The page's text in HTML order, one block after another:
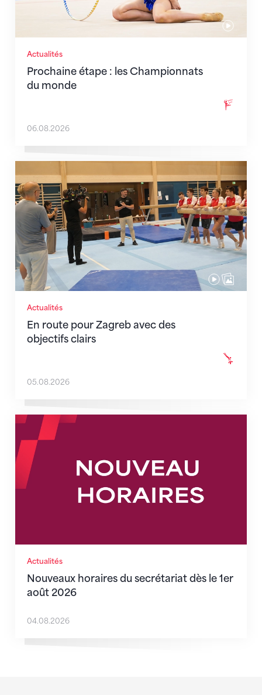
Actualités
Prochaine étape : les Championnats
du monde
06.08.2026
Actualités
En route pour Zagreb avec des
objectifs clairs
En route pour Zagreb avec des objectifs clairs
05.08.2026
Actualités
Nouveaux horaires du secrétariat dès le 1er
août 2026
Nouveaux horaires du secrétariat dès le 1er août
04.08.2026